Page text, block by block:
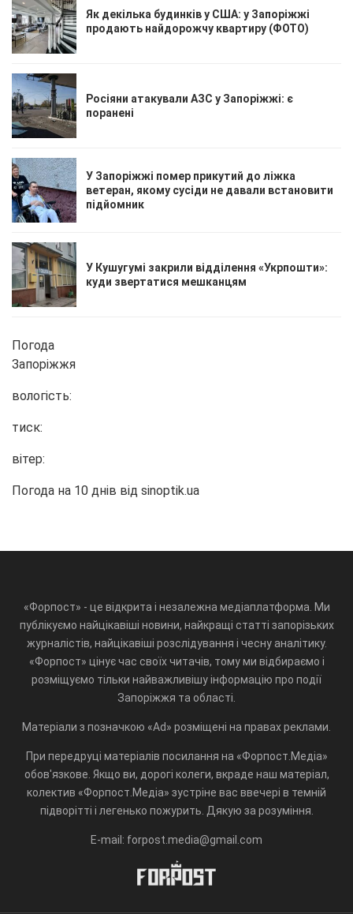
Як декілька будинків у США: у Запоріжжі
продають найдорожчу квартиру (ФОТО)
Росіяни атакували АЗС у Запоріжжі: є
поранені
У Запоріжжі помер прикутий до ліжка
ветеран, якому сусіди не давали встановити
підйомник
У Кушугумі закрили відділення «Укрпошти»:
куди звертатися мешканцям
Погода
Запоріжжя
вологість:
тиск:
вітер:
Погода на 10 днів від sinoptik.ua
«Форпост» - це відкрита і незалежна медіаплатформа. Ми
публікуємо найцікавіші новини, найкращі статті запорізьких
журналістів, найцікавіші розслідування і чесну аналітику.
«Форпост» цінує час своїх читачів, тому ми відбираємо і
розміщуємо тільки найважливішу інформацію про події
Запоріжжя та області.
Матеріали з позначкою «Ad» розміщені на правах реклами.
При передруці матеріалів посилання на «Форпост.Медіа»
обов'язкове. Якщо ви, дорогі колеги, вкраде наш матеріал,
колектив «Форпост.Медіа» зустріне вас ввечері в темній
підворітті і легенько пожурить. Дякую за розуміння.
E-mail: forpost.media@gmail.com